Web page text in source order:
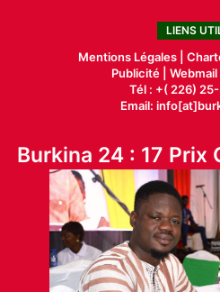
LIENS
Mentions Légales |
Publicité| Webmail |
Tél : +( 226)
Email:
Burkina 24 : 17 Prix